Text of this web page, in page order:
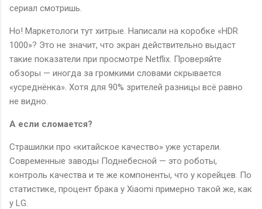
сериал смотришь.
Но! Маркетологи тут хитрые. Написали на коробке «HDR
1000»? Это не значит, что экран действительно выдаст
такие показатели при просмотре Netflix. Проверяйте
обзоры — иногда за громкими словами скрывается
«усреднёнка». Хотя для 90% зрителей разницы всё равно
не видно.
А если сломается?
Страшилки про «китайское качество» уже устарели.
Современные заводы Поднебесной — это роботы,
контроль качества и те же компоненты, что у корейцев. По
статистике, процент брака у Xiaomi примерно такой же, как
у LG.